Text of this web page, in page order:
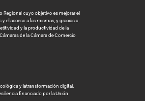
Regional cuyo objetivo es mejorar el
el acceso a las mismas, y gracias a
y la productividad de la
de la Cámara de Comercio
y latransformación digital.
financiado por la Unión